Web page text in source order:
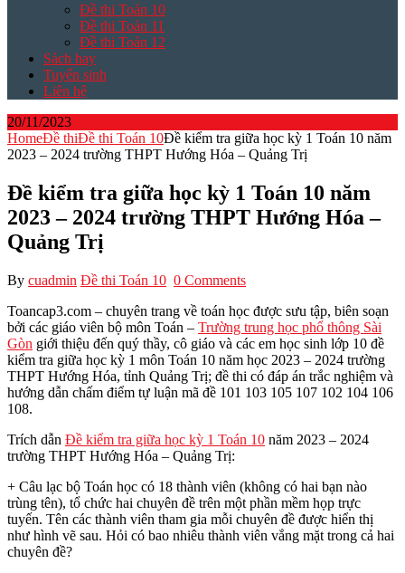
Đề thi Toán 10
Đề thi Toán 11
Đề thi Toán 12
Sách hay
Tuyển sinh
Liên hệ
20/11/2023
HomeĐề thiĐề thi Toán 10Đề kiểm tra giữa học kỳ 1 Toán 10 năm
2023 – 2024 trường THPT Hướng Hóa – Quảng Trị
Đề kiểm tra giữa học kỳ 1 Toán 10 năm
2023 – 2024 trường THPT Hướng Hóa –
Quảng Trị
By cuadmin Đề thi Toán 10 0 Comments
Toancap3.com – chuyên trang về toán học được sưu tập, biên soạn
bởi các giáo viên bộ môn Toán – Trường trung học phổ thông Sài
Gòn giới thiệu đến quý thầy, cô giáo và các em học sinh lớp 10 đề
kiểm tra giữa học kỳ 1 môn Toán 10 năm học 2023 – 2024 trường
THPT Hướng Hóa, tỉnh Quảng Trị; đề thi có đáp án trắc nghiệm và
hướng dẫn chấm điểm tự luận mã đề 101 103 105 107 102 104 106
108.
Trích dẫn Đề kiểm tra giữa học kỳ 1 Toán 10 năm 2023 – 2024
trường THPT Hướng Hóa – Quảng Trị:
+ Câu lạc bộ Toán học có 18 thành viên (không có hai bạn nào
trùng tên), tổ chức hai chuyên đề trên một phần mềm họp trực
tuyến. Tên các thành viên tham gia mỗi chuyên đề được hiển thị
như hình vẽ sau. Hỏi có bao nhiêu thành viên vắng mặt trong cả hai
chuyên đề?